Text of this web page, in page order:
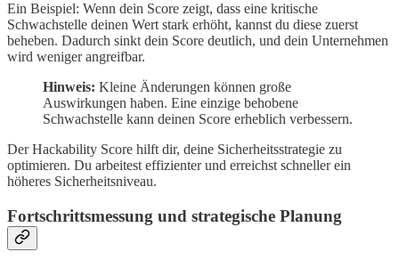
Ein Beispiel: Wenn dein Score zeigt, dass eine kritische
Schwachstelle deinen Wert stark erhöht, kannst du diese zuerst
beheben. Dadurch sinkt dein Score deutlich, und dein Unternehmen
wird weniger angreifbar.
Hinweis: Kleine Änderungen können große
Auswirkungen haben. Eine einzige behobene
Schwachstelle kann deinen Score erheblich verbessern.
Der Hackability Score hilft dir, deine Sicherheitsstrategie zu
optimieren. Du arbeitest effizienter und erreichst schneller ein
höheres Sicherheitsniveau.
Fortschrittsmessung und strategische Planung